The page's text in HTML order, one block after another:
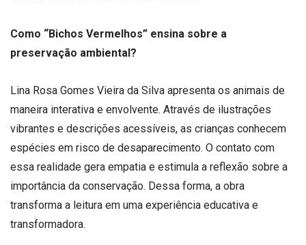
Como “Bichos Vermelhos” ensina sobre a
preservação ambiental?
Lina Rosa Gomes Vieira da Silva apresenta os animais de
maneira interativa e envolvente. Através de ilustrações
vibrantes e descrições acessíveis, as crianças conhecem
espécies em risco de desaparecimento. O contato com
essa realidade gera empatia e estimula a reflexão sobre a
importância da conservação. Dessa forma, a obra
transforma a leitura em uma experiência educativa e
transformadora.